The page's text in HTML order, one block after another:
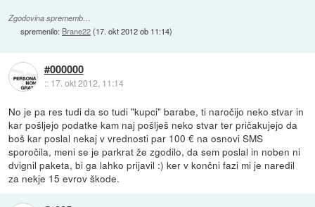
Zgodovina sprememb…
spremenilo: Brane22(17. okt 2012 ob 11:14)
#000000
:: 17. okt 2012, 11:14
No je pa res tudi da so tudi "kupci" barabe, ti naročijo neko stvar in
kar pošljejo podatke kam naj pošlješ neko stvar ter pričakujejo da
boš kar poslal nekaj v vrednosti par 100 € na osnovi SMS
sporočila, meni se je parkrat že zgodilo, da sem poslal in noben ni
dvignil paketa, bi ga lahko prijavil :) ker v končni fazi mi je naredil
za nekje 15 evrov škode.